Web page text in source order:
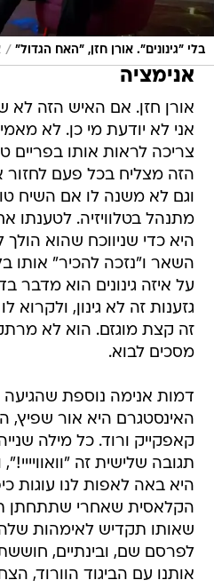
בלי "גינונים". אורן חזן, "האח הגדול" /
אנימציה
אורן חזן. אם האיש הזה לא
אני לא יודעת מי כן. לא
צריכה לראות אותו בפריים
הזה מצליח בכל פעם לחזור
וגם לא משנה לו אם השיח
מתנהל בטלוויזיה. לטענתו
היא כדי שניווכח שהוא
השאר ו"נזכה להכיר" אותו
על איזה גינונים הוא מדבר
גזענות זה לא גינון, ולקרוא
זה קצת מוגזם. הוא לא
מסכים לבוא.
דמות אנימה נוספת שהגיעה
האינסטגרם היא אור שפיץ,
קאפקייק ורוד. כל מילה
תגובה שלישית זה
היא באה לאפות לנו עוגות
הקלאסית שאחרי שתתחתן
שאותו תקדיש לאימהות
לפרסם שם, ובינתיים,
אותנו עם הביגוד הוורוד,